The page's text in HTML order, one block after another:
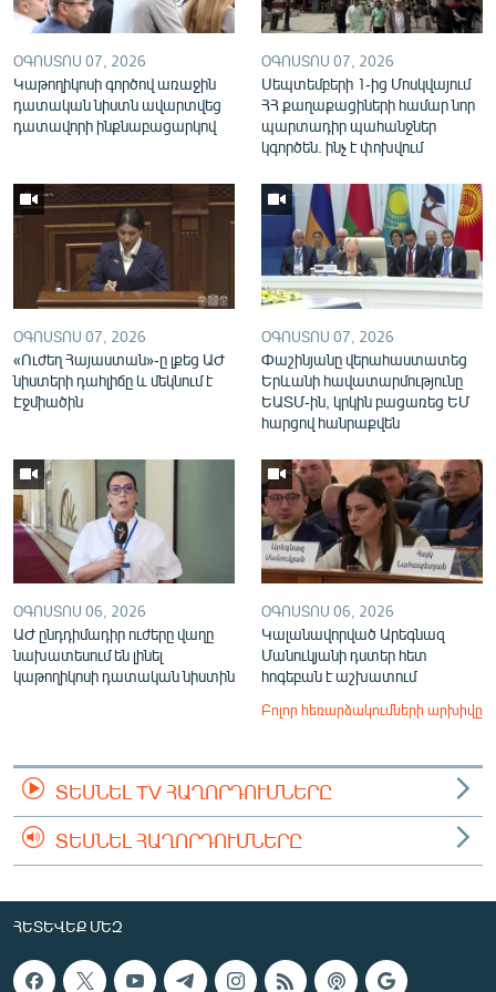
English
Русский
ՀԵՏԵՎԵՔ ՄԵԶ
«Ազատության» բոլոր կայքերը
ՕԳՈՍՏՈՍ 07, 2026
Կաթողիկոսի գործով առաջին
դատական նիստն ավարտվեց
դատավորի ինքնաբացարկով
ՕԳՈՍՏՈՍ 07, 2026
Սեպտեմբերի 1-ից Մոսկվայում
ՀՀ քաղաքացիների համար նոր
պարտադիր պահանջներ
կգործեն. ինչ է փոխվում
ՕԳՈՍՏՈՍ 07, 2026
«Ուժեղ Հայաստան»-ը լքեց ԱԺ
նիստերի դահլիճը և մեկնում է
Էջմիածին
ՕԳՈՍՏՈՍ 07, 2026
Փաշինյանը վերահաստատեց
Երևանի հավատարմությունը
ԵԱՏՄ-ին, կրկին բացառեց ԵՄ
հարցով հանրաքվեն
ՕԳՈՍՏՈՍ 06, 2026
ԱԺ ընդդիմադիր ուժերը վաղը
նախատեսում են լինել
կաթողիկոսի դատական նիստին
ՕԳՈՍՏՈՍ 06, 2026
Կալանավորված Արեգնազ
Մանուկյանի դստեր հետ
հոգեբան է աշխատում
Բոլոր հեռարձակումների արխիվը
ՏԵՍՆԵԼ TV ՀԱՂՈՐԴՈՒՄՆԵՐԸ
ՏԵՍՆԵԼ ՀԱՂՈՐԴՈՒՄՆԵՐԸ
ՀԵՏԵՎԵՔ ՄԵԶ